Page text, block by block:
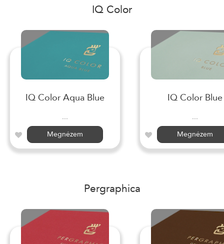
IQ Color
IQ Color Aqua Blue
...
Megnézem
IQ Color Blue
...
Megnézem
Pergraphica